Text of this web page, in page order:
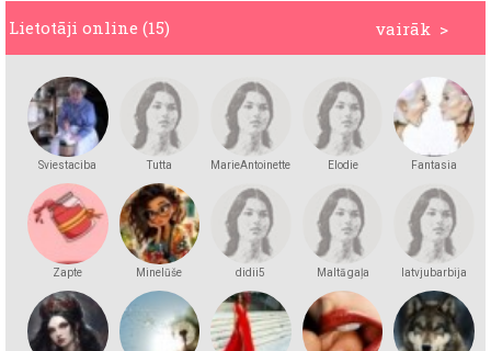
vairāk >
Lietotāji online (15)
Sviestaciba Tutta MarieAntoinette Elodie Fantasia
Zapte Minelūše didii5 Maltā gaļa latvjubarbija